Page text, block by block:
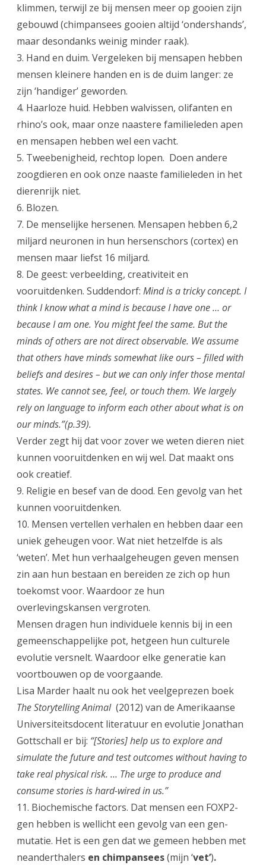
klimmen, terwijl ze bij mensen meer op gooien zijn
gebouwd (chimpansees gooien altijd ‘ondershands’,
maar desondanks weinig minder raak).
3. Hand en duim. Vergeleken bij mensapen hebben
mensen kleinere handen en is de duim langer: ze
zijn ‘handiger’ geworden.
4. Haarloze huid. Hebben walvissen, olifanten en
rhino’s ook, maar onze naastere familieleden apen
en mensapen hebben wel een vacht.
5. Tweebenigheid, rechtop lopen. Doen andere
zoogdieren en ook onze naaste familieleden in het
dierenrijk niet.
6. Blozen.
7. De menselijke hersenen. Mensapen hebben 6,2
miljard neuronen in hun hersenschors (cortex) en
mensen maar liefst 16 miljard.
8. De geest: verbeelding, creativiteit en
vooruitdenken. Suddendorf: Mind is a tricky concept. I
think I know what a mind is because I have one … or
because I am one. You might feel the same. But the
minds of others are not direct observable. We assume
that others have minds somewhat like ours – filled with
beliefs and desires – but we can only infer those mental
states. We cannot see, feel, or touch them. We largely
rely on language to inform each other about what is on
our minds.”(p.39).
Verder zegt hij dat voor zover we weten dieren niet
kunnen vooruitdenken en wij wel. Dat maakt ons
ook creatief.
9. Religie en besef van de dood. Een gevolg van het
kunnen vooruitdenken.
10. Mensen vertellen verhalen en hebben daar een
uniek geheugen voor. Wat niet hetzelfde is als
‘weten’. Met hun verhaalgeheugen geven mensen
zin aan hun bestaan en bereiden ze zich op hun
toekomst voor. Waardoor ze hun
overlevingskansen vergroten.
Mensen dragen hun individuele kennis bij in een
gemeenschappelijke pot, hetgeen hun culturele
evolutie versnelt. Waardoor elke generatie kan
voortbouwen op de voorgaande.
Lisa Marder haalt nu ook het veelgeprezen boek
The Storytelling Animal (2012) van de Amerikaanse
Universiteitsdocent literatuur en evolutie Jonathan
Gottschall er bij: “[Stories] help us to explore and
simulate the future and test outcomes without having to
take real physical risk. … The urge to produce and
consume stories is hard-wired in us.”
11. Biochemische factors. Dat mensen een FOXP2-
gen hebben is wellicht een gevolg van een gen-
mutatie. Het is een gen dat we gemeen hebben met
neanderthalers en chimpansees(mijn ‘vet’).